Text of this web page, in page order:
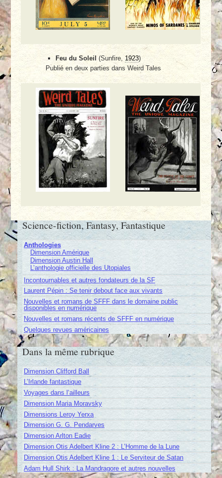
Feu du Soleil (Sunfire, 1923)
Publié en deux parties dans Weird Tales
Science-fiction, Fantasy, Fantastique
Anthologies
Dimension Amérique
Dimension Austin Hall
L’anthologie officielle des Utopiales
Incontournables et autres fondateurs de la SF
Laurent Pépin : Se tenir debout face aux vivants
Nouvelles et romans de SFFF dans le domaine public
disponibles en numérique
Nouvelles et romans récents de SFFF en numérique
Quelques revues américaines
Dans la même rubrique
Dimension Clifford Ball
L’Irlande fantastique
Voyages dans l’ailleurs
Dimension Maria Moravsky
Dimensions Leroy Yerxa
Dimension G. G. Pendarves
Dimension Arlton Eadie
Dimension Otis Adelbert Kline 2 : L’Homme de la Lune
Dimension Otis Adelbert Kline 1 : Le Serviteur de Satan
Adam Hull Shirk : La Mandragore et autres nouvelles